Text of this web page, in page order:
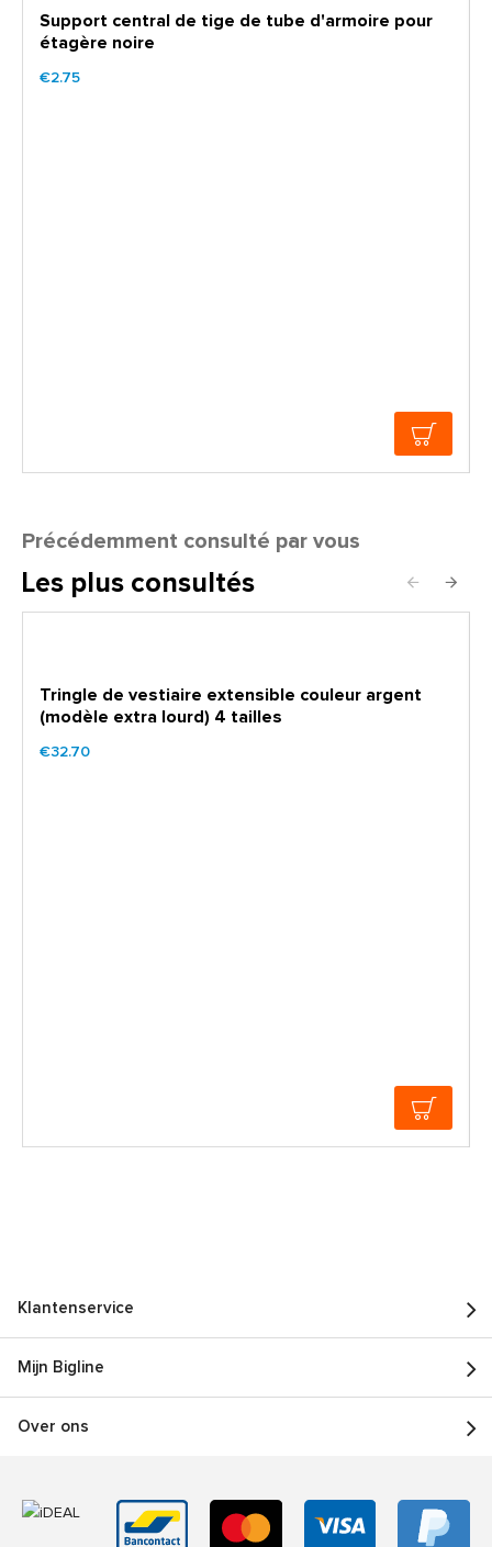
Support central de tige de tube d'armoire pour
étagère noire
€2.75
Précédemment consulté par vous
Les plus consultés
Tringle de vestiaire extensible couleur argent
(modèle extra lourd) 4 tailles
€32.70
Klantenservice
Mijn Bigline
Over ons